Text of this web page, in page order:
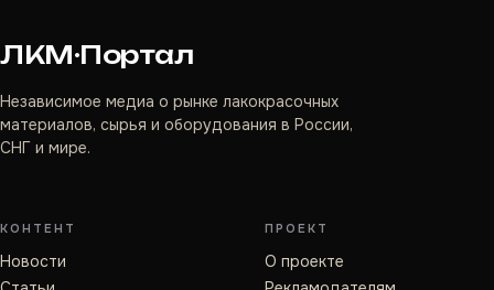
ЛКМ·Портал
Независимое медиа о рынке лакокрасочных
материалов, сырья и оборудования в России,
СНГ и мире.
КОНТЕНТ
Новости
ПРОЕКТ
О проекте